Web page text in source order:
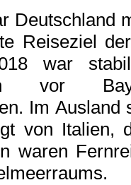
Deutschland
Reiseziel
war
vor
Im Ausland
von Italien,
waren